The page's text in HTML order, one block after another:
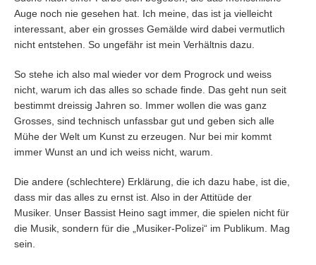
Auge noch nie gesehen hat. Ich meine, das ist ja vielleicht
interessant, aber ein grosses Gemälde wird dabei vermutlich
nicht entstehen. So ungefähr ist mein Verhältnis dazu.
So stehe ich also mal wieder vor dem Progrock und weiss
nicht, warum ich das alles so schade finde. Das geht nun seit
bestimmt dreissig Jahren so. Immer wollen die was ganz
Grosses, sind technisch unfassbar gut und geben sich alle
Mühe der Welt um Kunst zu erzeugen. Nur bei mir kommt
immer Wunst an und ich weiss nicht, warum.
Die andere (schlechtere) Erklärung, die ich dazu habe, ist die,
dass mir das alles zu ernst ist. Also in der Attitüde der
Musiker. Unser Bassist Heino sagt immer, die spielen nicht für
die Musik, sondern für die „Musiker-Polizei“ im Publikum. Mag
sein.